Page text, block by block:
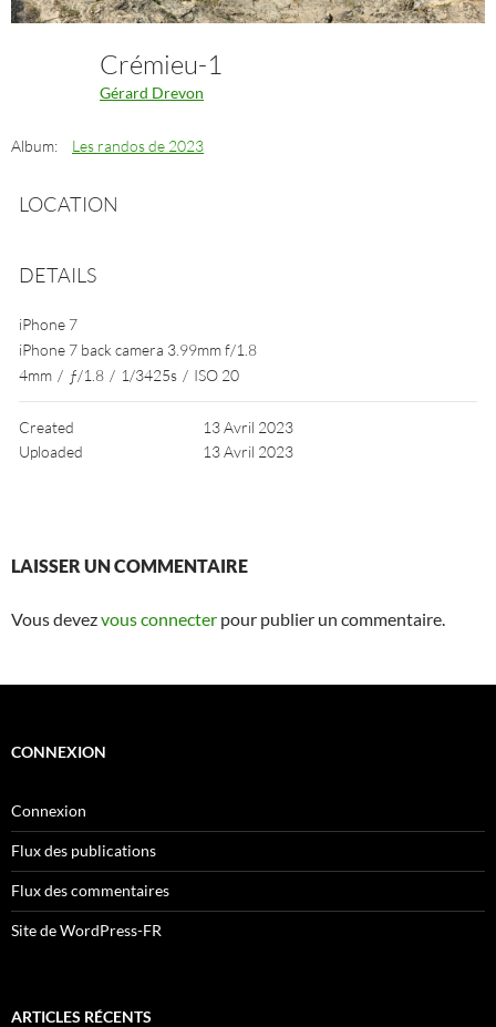
Crémieu-1
Gérard Drevon
Album: Les randos de 2023
LOCATION
DETAILS
iPhone 7
iPhone 7 back camera 3.99mm f/1.8
4mm / ƒ/1.8 / 1/3425s / ISO 20
Created
13 Avril 2023
Uploaded
13 Avril 2023
LAISSER UN COMMENTAIRE
Vous devezvous connecter pour publier un commentaire.
CONNEXION
Connexion
Flux des publications
Flux des commentaires
Site de WordPress-FR
ARTICLES RÉCENTS